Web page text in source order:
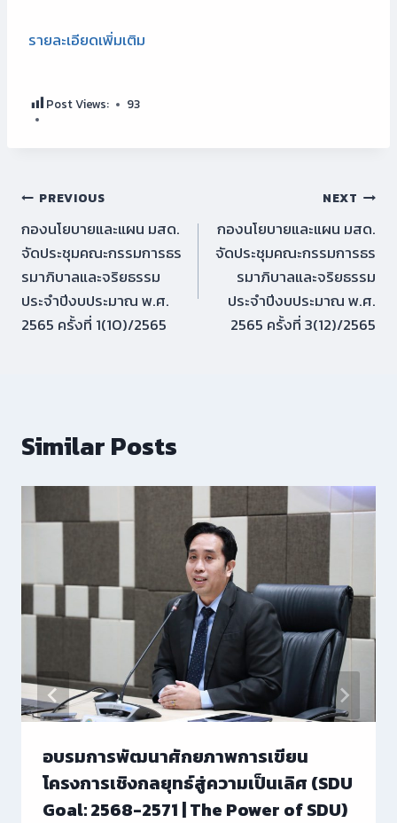
รายละเอียดเพิ่มเติม
Post Views: 93
Post
navigation
PREVIOUS
กองนโยบายและแผน มสด.
จัดประชุมคณะกรรมการธร
รมาภิบาลและจริยธรรม
ประจำปีงบประมาณ พ.ศ.
2565 ครั้งที่ 1(10)/2565
NEXT
กองนโยบายและแผน มสด.
จัดประชุมคณะกรรมการธร
รมาภิบาลและจริยธรรม
ประจำปีงบประมาณ พ.ศ.
2565 ครั้งที่ 3(12)/2565
Similar Posts
อบรมการพัฒนาศักยภาพการเขียน
โครงการเชิงกลยุทธ์สู่ความเป็นเลิศ (SDU
Goal: 2568-2571 | The Power of SDU)